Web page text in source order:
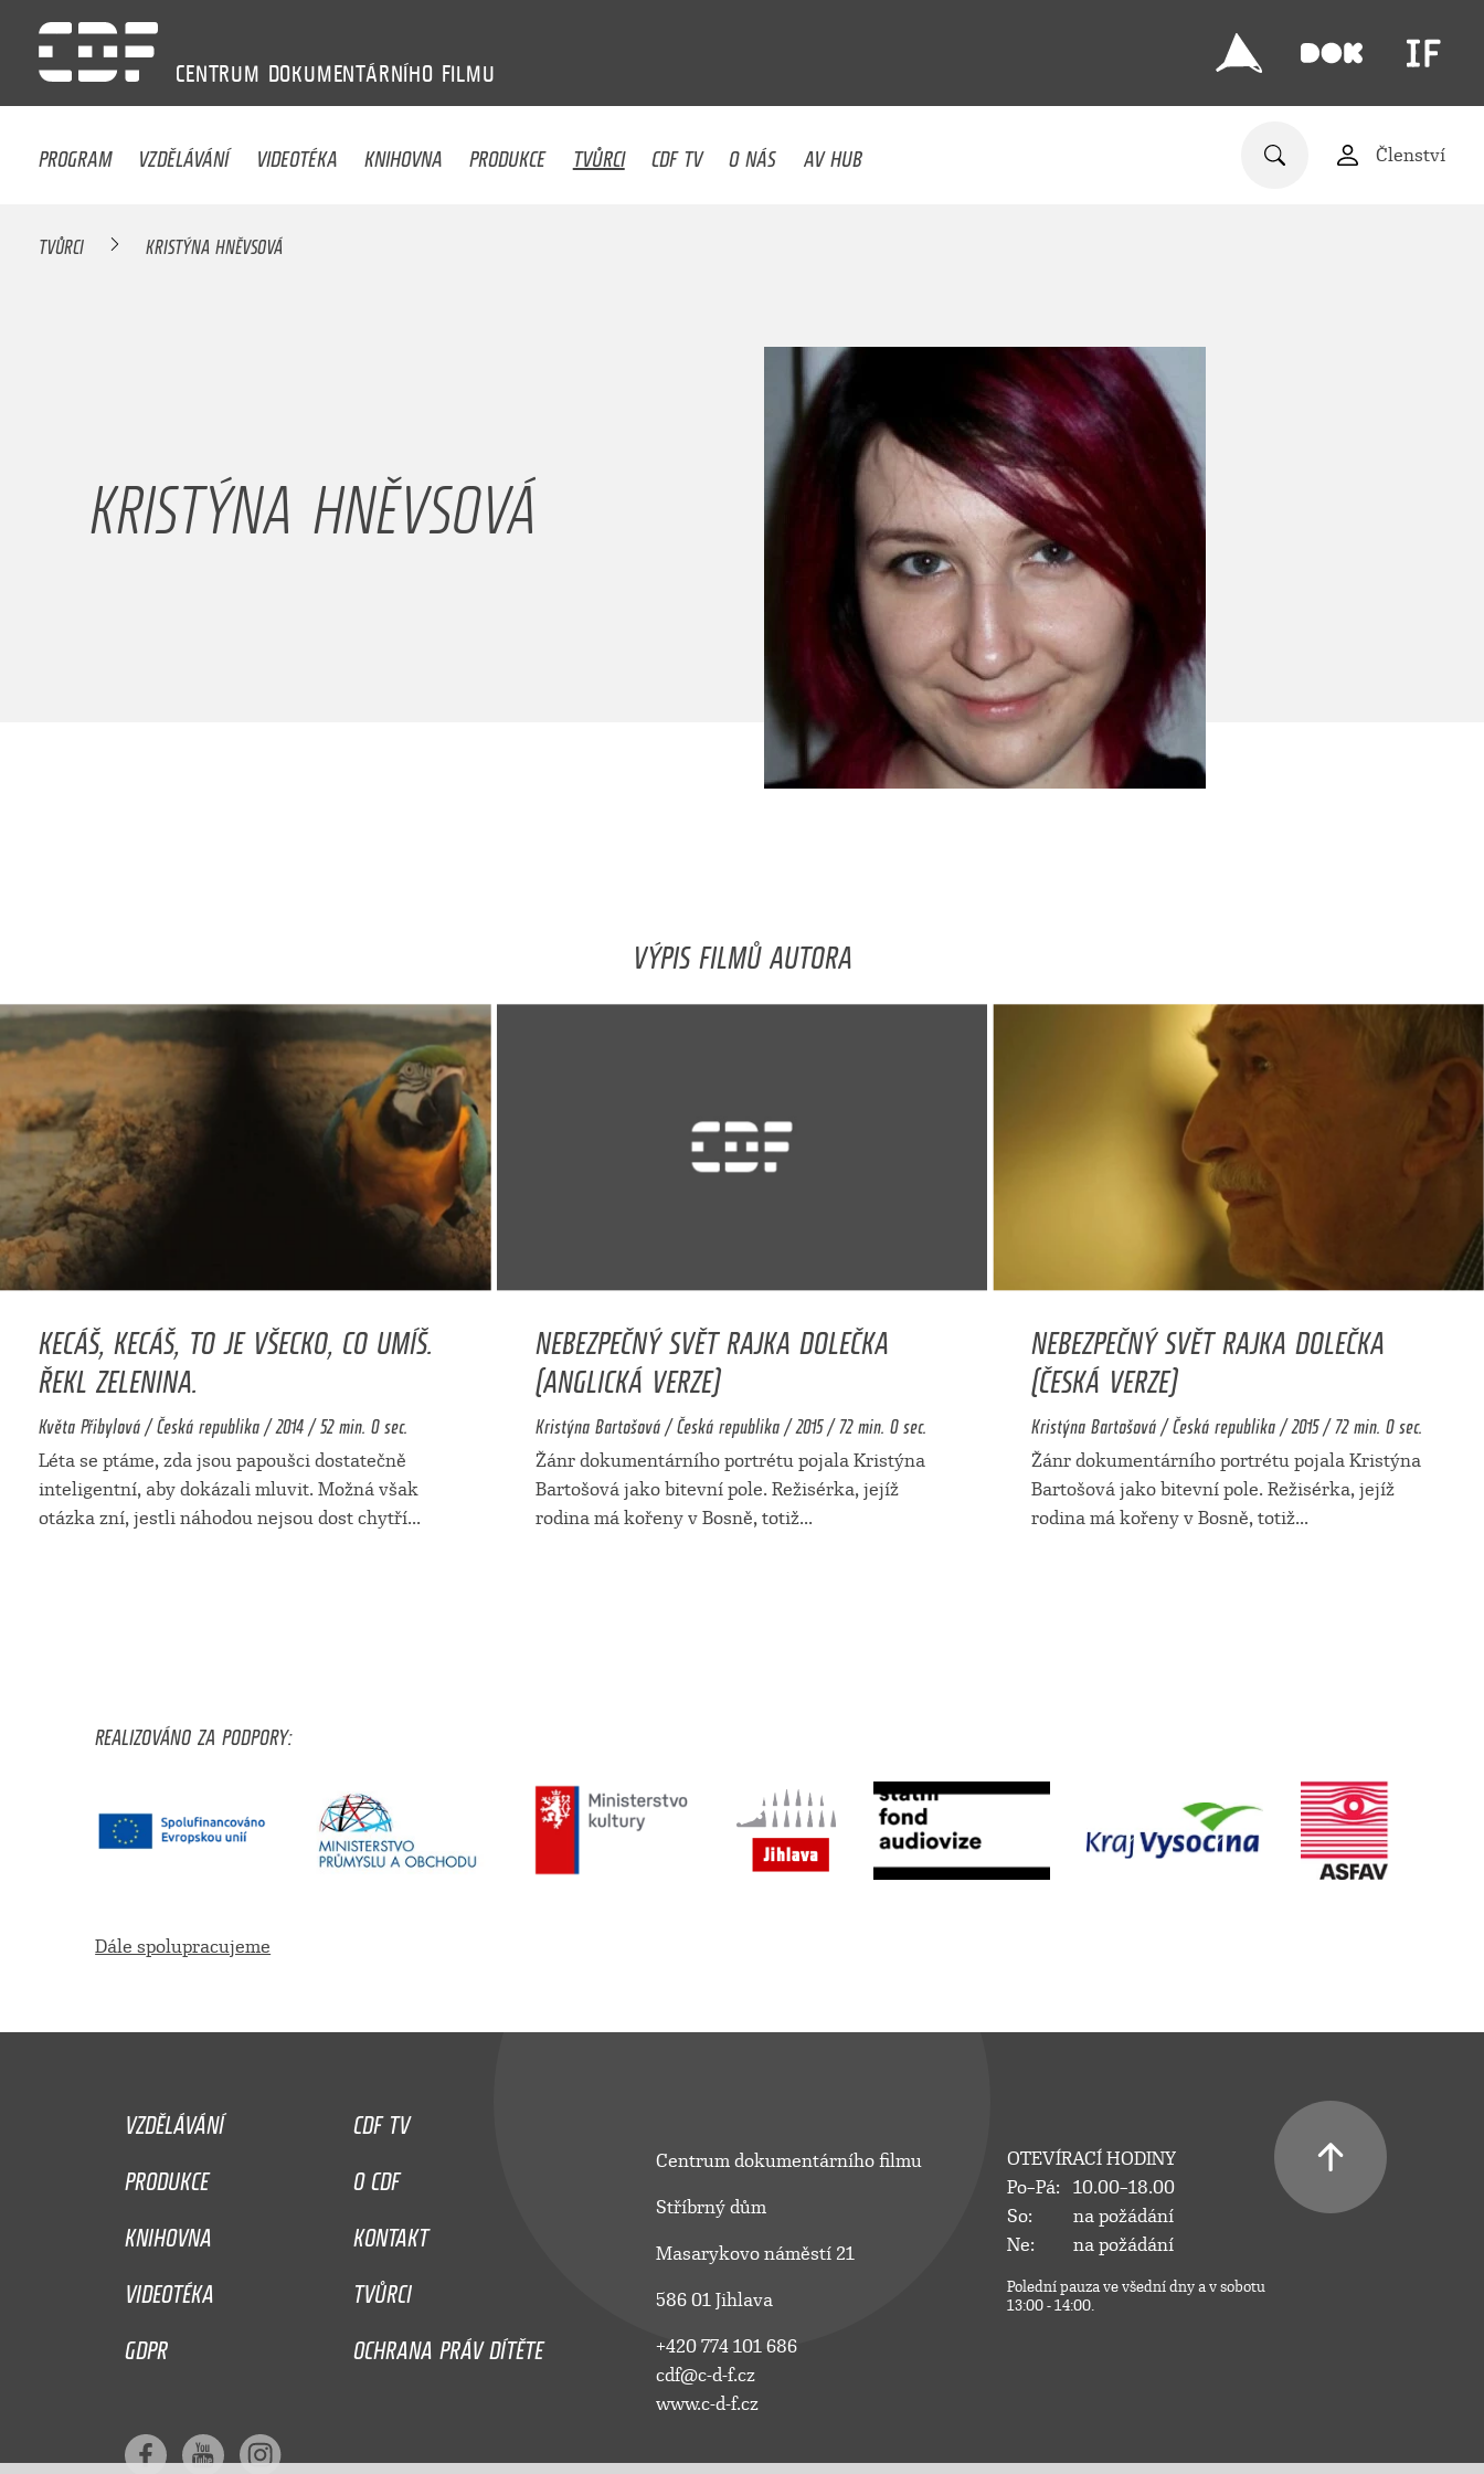
CENTRUM DOKUMENTÁRNÍHO FILMU
PROGRAM VZDĚLÁVÁNÍ VIDEOTÉKA KNIHOVNA PRODUKCE TVŮRCI CDF TV O NÁS AV HUB Členství
TVŮRCI KRISTÝNA HNĚVSOVÁ
KRISTÝNA HNĚVSOVÁ
VÝPIS FILMŮ AUTORA
KECÁŠ, KECÁŠ, TO JE VŠECKO, CO UMÍŠ.
ŘEKL ZELENINA.
Květa Přibylová / Česká republika / 2014 / 52 min. 0 sec.
Léta se ptáme, zda jsou papoušci dostatečně
inteligentní, aby dokázali mluvit. Možná však
otázka zní, jestli náhodou nejsou dost chytří...
NEBEZPEČNÝ SVĚT RAJKA DOLEČKA
(ANGLICKÁ VERZE)
Kristýna Bartošová / Česká republika / 2015 / 72 min. 0 sec.
Žánr dokumentárního portrétu pojala Kristýna
Bartošová jako bitevní pole. Režisérka, jejíž
rodina má kořeny v Bosně, totiž...
NEBEZPEČNÝ SVĚT RAJKA DOLEČKA
(ČESKÁ VERZE)
Kristýna Bartošová / Česká republika / 2015 / 72 min. 0 sec.
Žánr dokumentárního portrétu pojala Kristýna
Bartošová jako bitevní pole. Režisérka, jejíž
rodina má kořeny v Bosně, totiž...
REALIZOVÁNO ZA PODPORY:
Dále spolupracujeme
VZDĚLÁVÁNÍ
CDF TV
PRODUKCE
O CDF
KNIHOVNA
KONTAKT
VIDEOTÉKA
TVŮRCI
GDPR
OCHRANA PRÁV DÍTĚTE
Centrum dokumentárního filmu
Stříbrný dům
Masarykovo náměstí 21
586 01 Jihlava
+420 774 101 686
cdf@c-d-f.cz
www.c-d-f.cz
OTEVÍRACÍ HODINY
Po–Pá:
10.00–18.00
So:
na požádání
Ne:
na požádání
Polední pauza ve všední dny a v sobotu
13:00 - 14:00.